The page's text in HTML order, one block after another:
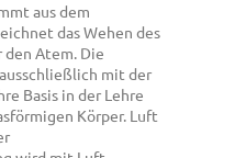
aus dem
das Wehen des
den Atem. Die
mit der
Basis in der Lehre
Körper. Luft